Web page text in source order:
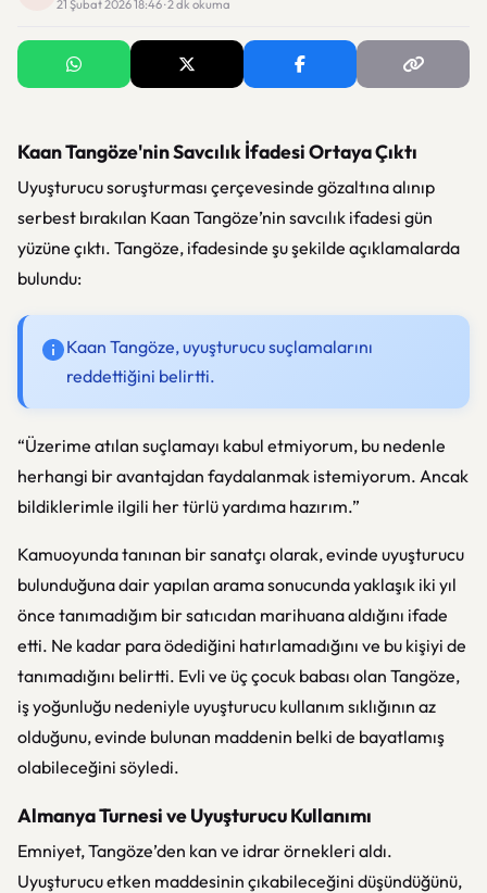
21 Şubat 2026 18:46 · 2 dk okuma
Kaan Tangöze'nin Savcılık İfadesi Ortaya Çıktı
Uyuşturucu soruşturması çerçevesinde gözaltına alınıp
serbest bırakılan Kaan Tangöze’nin savcılık ifadesi gün
yüzüne çıktı. Tangöze, ifadesinde şu şekilde açıklamalarda
bulundu:
Kaan Tangöze, uyuşturucu suçlamalarını
reddettiğini belirtti.
“Üzerime atılan suçlamayı kabul etmiyorum, bu nedenle
herhangi bir avantajdan faydalanmak istemiyorum. Ancak
bildiklerimle ilgili her türlü yardıma hazırım.”
Kamuoyunda tanınan bir sanatçı olarak, evinde uyuşturucu
bulunduğuna dair yapılan arama sonucunda yaklaşık iki yıl
önce tanımadığım bir satıcıdan marihuana aldığını ifade
etti. Ne kadar para ödediğini hatırlamadığını ve bu kişiyi de
tanımadığını belirtti. Evli ve üç çocuk babası olan Tangöze,
iş yoğunluğu nedeniyle uyuşturucu kullanım sıklığının az
olduğunu, evinde bulunan maddenin belki de bayatlamış
olabileceğini söyledi.
Almanya Turnesi ve Uyuşturucu Kullanımı
Emniyet, Tangöze’den kan ve idrar örnekleri aldı.
Uyuşturucu etken maddesinin çıkabileceğini düşündüğünü,